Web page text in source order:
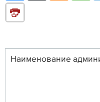
Наименование